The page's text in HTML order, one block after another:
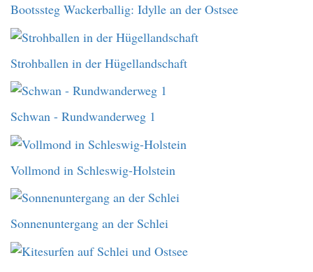
Bootssteg Wackerballig: Idylle an der Ostsee
Strohballen in der Hügellandschaft
Schwan - Rundwanderweg 1
Vollmond in Schleswig-Holstein
Sonnenuntergang an der Schlei